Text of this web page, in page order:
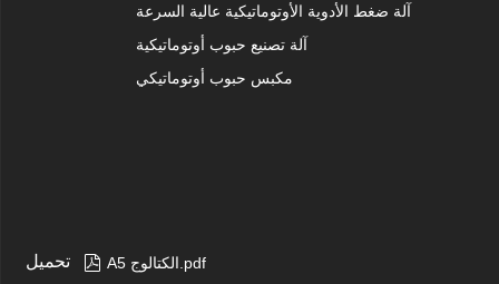
آلة ضغط الأدوية الأوتوماتيكية عالية السرعة
آلة تصنيع حبوب أوتوماتيكية
مكبس حبوب أوتوماتيكي
تحميل  A5 الكتالوج.pdf